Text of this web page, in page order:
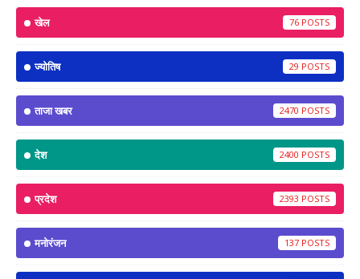
खेल 76
ज्योतिष 29
ताजा खबर 2470
देश 2400
प्रदेश 2393
मनोरंजन 137